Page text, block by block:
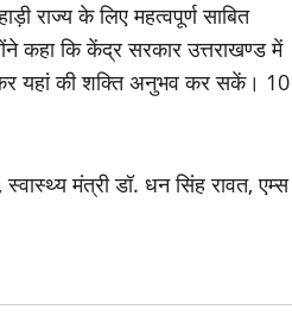
राज्य के लिए महत्वपूर्ण साबित
कहा कि केंद्र सरकार उत्तराखण्ड में
यहां की शक्ति अनुभव कर सकें। 10
मंत्री डॉ. धन सिंह रावत, एम्स